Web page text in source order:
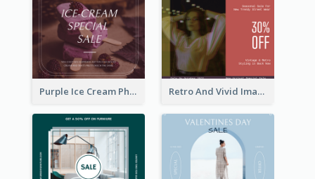
Purple Ice Cream Photo Dessert Sale Instagram Post Retro And Vivid Image Instagram Post Design Idea